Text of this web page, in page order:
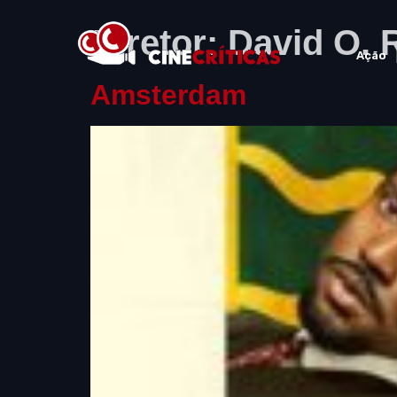
Ação
Diretor:David O.
Amsterdam